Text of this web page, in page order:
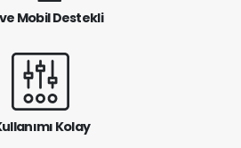
ve Mobil Destekli
Kolay